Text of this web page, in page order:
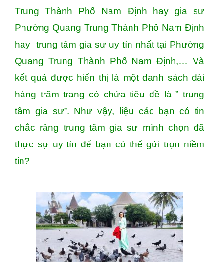
Trung Thành Phố Nam Định hay gia sư
Phường Quang Trung Thành Phố Nam Định
hay trung tâm gia sư uy tín nhất tại Phường
Quang Trung Thành Phố Nam Định,… Và
kết quả được hiển thị là một danh sách dài
hàng trăm trang có chứa tiêu đề là ” trung
tâm gia sư”. Như vậy, liệu các bạn có tin
chắc răng trung tâm gia sư mình chọn đã
thực sự uy tín để bạn có thể gửi trọn niềm
tin?